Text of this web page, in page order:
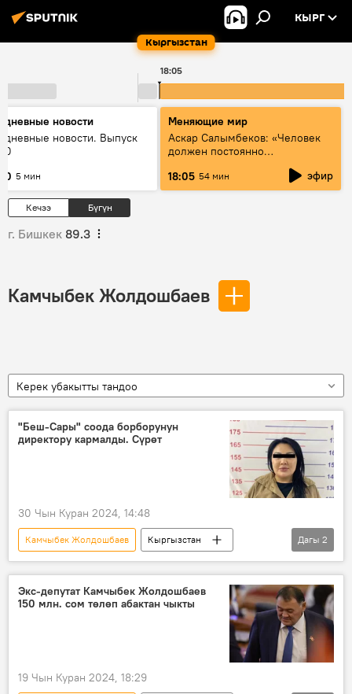
Кыргызстан
КЫРГ
18:05
новости
новости. Выпуск
5 мин
Меняющие мир
Аскар Салымбеков: «Человек
должен постоянно
18:05 54 мин эфир
Кечээ Бүгүн
г. Бишкек 89.3
Камчыбек Жолдошбаев
Керек убакытты тандоо
"Беш-Сары" соода борборунун
директору кармалды. Сүрөт
30 Чын Куран 2024, 14:48
Камчыбек Жолдошбаев
Кыргызстан
УКМК
кылмыш
Дагы 2
Экс-депутат Камчыбек Жолдошбаев
150 млн. сом төлөп абактан чыкты
19 Чын Куран 2024, 18:29